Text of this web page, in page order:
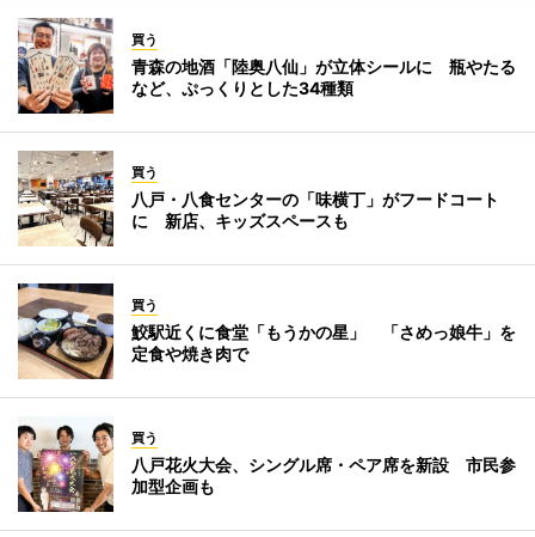
買う
青森の地酒「陸奥八仙」が立体シールに 瓶やたる
など、ぷっくりとした34種類
買う
八戸・八食センターの「味横丁」がフードコート
に 新店、キッズスペースも
買う
鮫駅近くに食堂「もうかの星」 「さめっ娘牛」を
定食や焼き肉で
買う
八戸花火大会、シングル席・ペア席を新設 市民参
加型企画も